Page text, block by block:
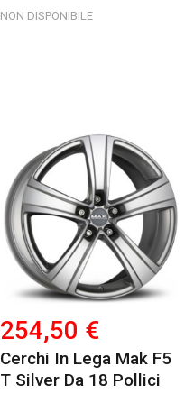
NON DISPONIBILE
254,50 €
Cerchi In Lega Mak F5
T Silver Da 18 Pollici